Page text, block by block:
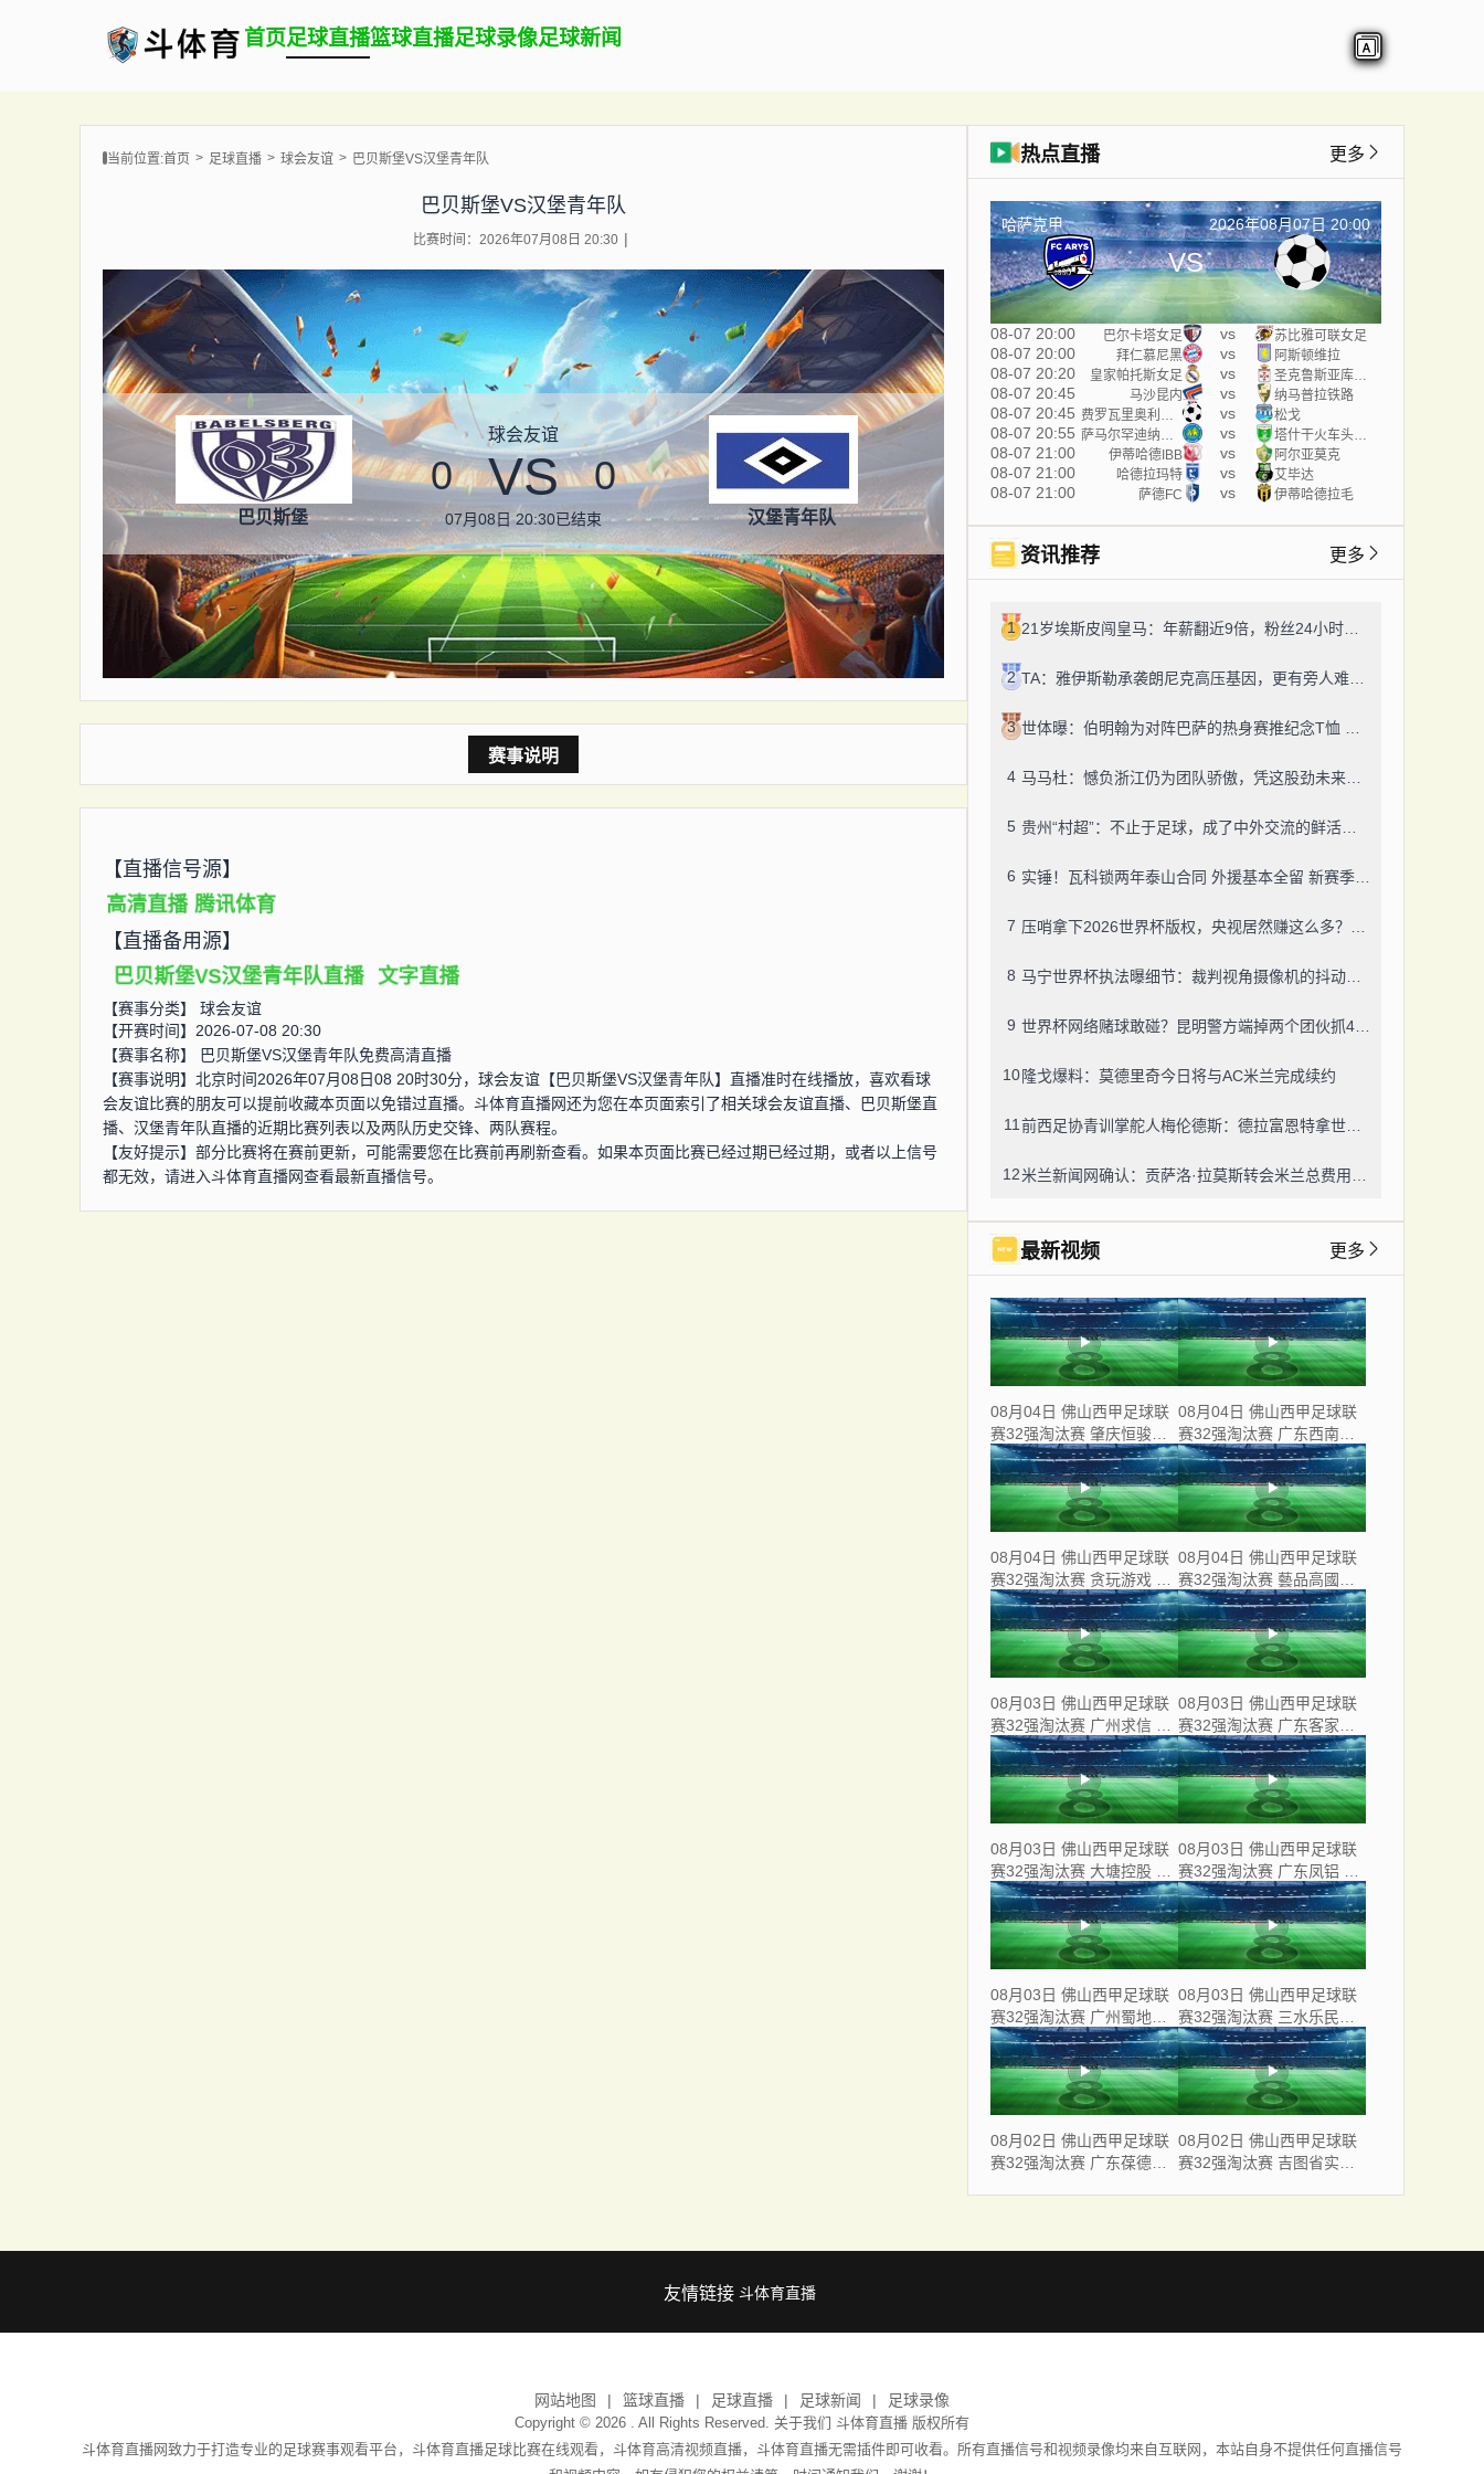
首页足球直播篮球直播足球录像足球新闻
当前位置:首页 足球直播 球会友谊 巴贝斯堡VS汉堡青年队
巴贝斯堡VS汉堡青年队
比赛时间：2026年07月08日 20:30
巴贝斯堡
球会友谊
0 VS 0
07月08日 20:30已结束 汉堡青年队
赛事说明
【直播信号源】
高清直播 腾讯体育
【直播备用源】
巴贝斯堡VS汉堡青年队直播 文字直播
【赛事分类】 球会友谊
【开赛时间】2026-07-08 20:30
【赛事名称】
巴贝斯堡VS汉堡青年队免费高清直播
【赛事说明】北京时间2026年07月08日08 20时30分，球会友谊【巴贝斯堡VS汉堡青年队】直播准时在线播放，喜欢看球
会友谊比赛的朋友可以提前收藏本页面以免错过直播。斗体育直播网还为您在本页面索引了相关球会友谊直播、巴贝斯堡直
播、汉堡青年队直播的近期比赛列表以及两队历史交锋、两队赛程。
【友好提示】部分比赛将在赛前更新，可能需要您在比赛前再刷新查看。如果本页面比赛已经过期已经过期，或者以上信号
都无效，请进入斗体育直播网查看最新直播信号。
热点直播 更多
哈萨克甲 2026年08月07日 20:00
VS
08-07 20:00 巴尔卡塔女足 vs 苏比雅可联女足
08-07 20:00 拜仁慕尼黑 vs 阿斯顿维拉
08-07 20:20 皇家帕托斯女足 vs 圣克鲁斯亚库巴女足
08-07 20:45 马沙昆内 vs 纳马普拉铁路
08-07 20:45 vs 松戈
08-07 20:55 vs 塔什干火车头女足
08-07 21:00 伊蒂哈德IBB vs 阿尔亚莫克
08-07 21:00 哈德拉玛特 vs 艾毕达
08-07 21:00 萨德FC vs 伊蒂哈德拉毛
资讯推荐 更多
1
2
3
4
5
6
7
8
9
10隆戈爆料：莫德里奇今日将与AC米兰完成续约
11
12
最新视频 更多
08月04日 佛山西甲足球联
赛32强淘汰赛 肇庆恒骏成
VS 三七互娱 全场录像
08月04日 佛山西甲足球联
赛32强淘汰赛 广东西南建
设 VS 香港圣徒 全场录像
08月04日 佛山西甲足球联
赛32强淘汰赛 贪玩游戏 VS
美的薪火 全场录像
08月04日 佛山西甲足球联
赛32强淘汰赛 藝品高國際
VS 湛江狂狼·粵辉能源 全
场录像
08月03日 佛山西甲足球联
赛32强淘汰赛 广州求信 VS
顺德新青年 全场录像
08月03日 佛山西甲足球联
赛32强淘汰赛 广东客家青
年 VS 广州英华思力U17 全
场录像
08月03日 佛山西甲足球联
赛32强淘汰赛 大塘控股 VS
茂名市点都得 全场录像
08月03日 佛山西甲足球联
赛32强淘汰赛 广东凤铝 VS
湛江八部科技 全场录像
08月03日 佛山西甲足球联
赛32强淘汰赛 广州蜀地红
VS 广州戴拿模 全场录像
08月03日 佛山西甲足球联
赛32强淘汰赛 三水乐民兴
健力宝 VS 中国澳门澳科精
英 全场录像
08月02日 佛山西甲足球联
赛32强淘汰赛 广东葆德澳
08月02日 佛山西甲足球联
赛32强淘汰赛 吉图省实青
友情链接 斗体育直播
网站地图 篮球直播 足球直播 足球新闻 足球录像
Copyright © 2026 . All Rights Reserved. 关于我们 斗体育直播 版权所有
斗体育直播网致力于打造专业的足球赛事观看平台，斗体育直播足球比赛在线观看，斗体育高清视频直播，斗体育直播无需插件即可收看。所有直播信号和视频录像均来自互联网，本站自身不提供任何直播信号